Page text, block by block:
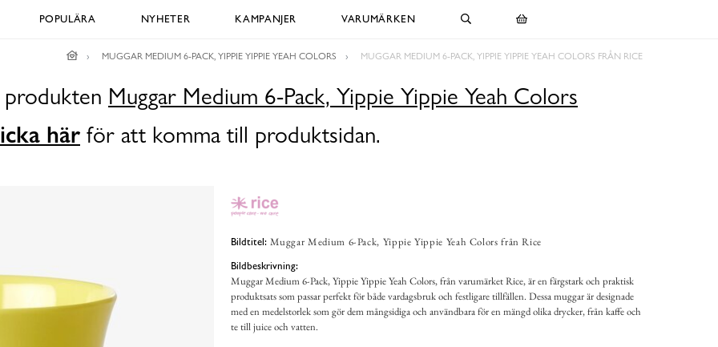
POPULÄRA NYHETER KAMPANJER VARUMÄRKEN
MUGGAR MEDIUM 6-PACK, YIPPIE YIPPIE YEAH COLORS MUGGAR MEDIUM 6-PACK, YIPPIE YIPPIE YEAH COLORS FRÅN RICE
Muggar Medium 6-Pack, Yippie Yippie Yeah Colors
här för att komma till produktsidan.
Bildtitel: Muggar Medium 6-Pack, Yippie Yippie Yeah Colors från Rice
Bildbeskrivning:
Muggar Medium 6-Pack, Yippie Yippie Yeah Colors, från varumärket Rice, är en färgstark och praktisk
produktsats som passar perfekt för både vardagsbruk och festligare tillfällen. Dessa muggar är designade
med en medelstorlek som gör dem mångsidiga och användbara för en mängd olika drycker, från kaffe och
te till juice och vatten.